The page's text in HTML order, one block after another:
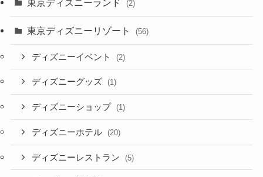
東京ディズニーランド (2)
東京ディズニーリゾート (56)
ディズニーイベント (2)
ディズニーグッズ (1)
ディズニーショップ (1)
ディズニーホテル (20)
ディズニーレストラン (5)